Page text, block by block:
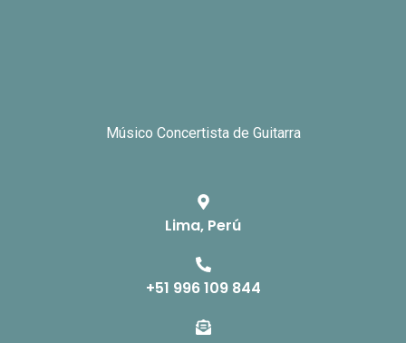
Músico Concertista de Guitarra
Lima, Perú
+51 996 109 844